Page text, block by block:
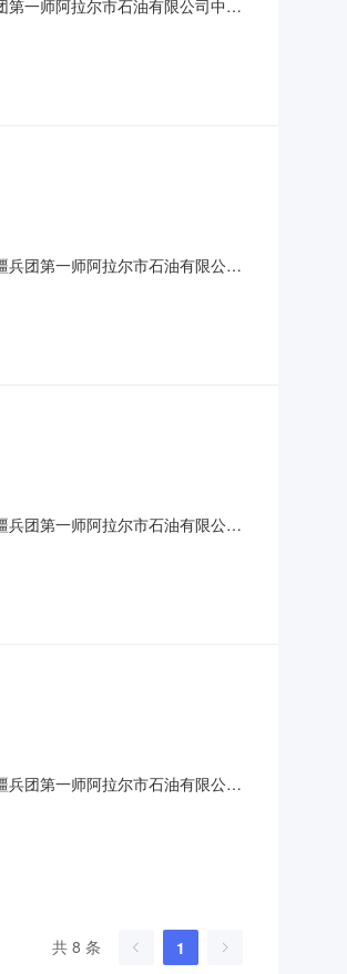
一师阿拉尔市石油有限公司中标
拾陆万捌仟伍佰陆拾肆元整小写
团第一师阿拉尔市石油有限公司
价大写叁佰贰拾柒万捌仟捌佰玖
团第一师阿拉尔市石油有限公司
大写贰佰捌拾柒万肆仟陆佰柒拾
团第一师阿拉尔市石油有限公司
写贰佰玖拾伍万捌仟贰佰叁拾伍
共 8 条 1